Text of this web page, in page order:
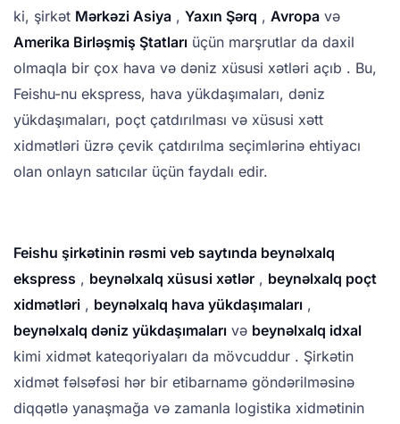
ki, şirkət Mərkəzi Asiya , Yaxın Şərq , Avropa və
Amerika Birləşmiş Ştatları üçün marşrutlar da daxil
olmaqla bir çox hava və dəniz xüsusi xətləri açıb . Bu,
Feishu-nu ekspress, hava yükdaşımaları, dəniz
yükdaşımaları, poçt çatdırılması və xüsusi xətt
xidmətləri üzrə çevik çatdırılma seçimlərinə ehtiyacı
olan onlayn satıcılar üçün faydalı edir.
Feishu şirkətinin rəsmi veb saytında beynəlxalq
ekspress , beynəlxalq xüsusi xətlər , beynəlxalq poçt
xidmətləri , beynəlxalq hava yükdaşımaları ,
beynəlxalq dəniz yükdaşımaları və beynəlxalq idxal
kimi xidmət kateqoriyaları da mövcuddur . Şirkətin
xidmət fəlsəfəsi hər bir etibarnamə göndərilməsinə
diqqətlə yanaşmağa və zamanla logistika xidmətinin